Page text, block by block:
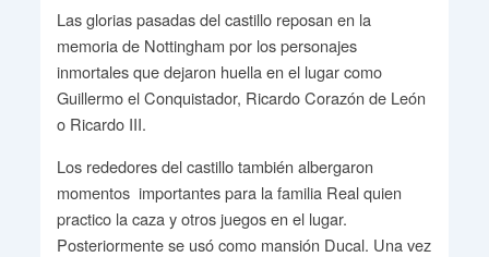
Las glorias pasadas del castillo reposan en la
memoria de Nottingham por los personajes
inmortales que dejaron huella en el lugar como
Guillermo el Conquistador, Ricardo Corazón de León
o Ricardo III.
Los rededores del castillo también albergaron
momentos importantes para la familia Real quien
practico la caza y otros juegos en el lugar.
Posteriormente se usó como mansión Ducal. Una vez